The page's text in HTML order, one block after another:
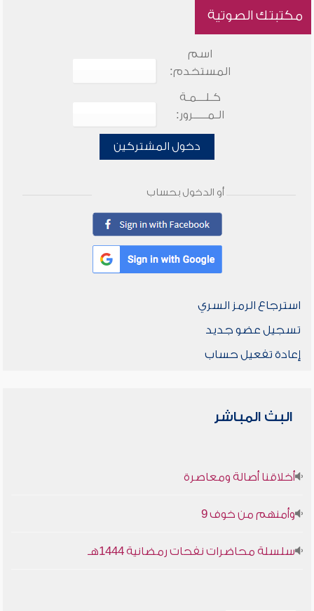
مكتبتك الصوتية
اسم
المستخدم:
كـلـــمـة
الـمـــــرور:
دخول المشتركين
أو الدخول بحساب
استرجاع الرمز السري
تسجيل عضو جديد
إعادة تفعيل حساب
البث المباشر
أخلاقنا أصالة ومعاصرة
وأمنهم من خوف 9
سلسلة محاضرات نفحات رمضانية 1444هـ